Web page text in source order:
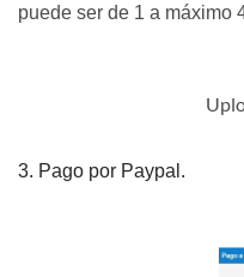
puede ser de 1 a máximo
3. Pago por Paypal.